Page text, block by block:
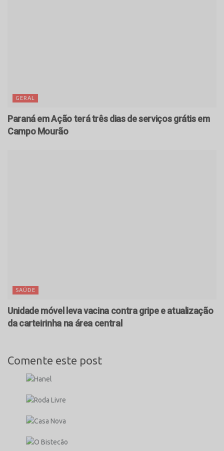
GERAL
Paraná em Ação terá três dias de serviços grátis em
Campo Mourão
SAÚDE
Unidade móvel leva vacina contra gripe e atualização
da carteirinha na área central
Comente este post